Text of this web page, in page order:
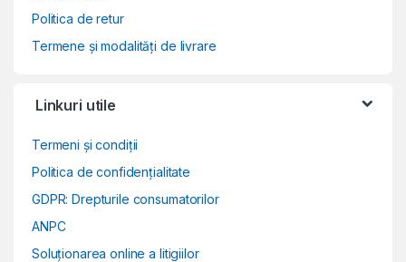
Politica de retur
Termene și modalități de livrare
Linkuri utile
Termeni și condiții
Politica de confidențialitate
GDPR: Drepturile consumatorilor
ANPC
Soluționarea online a litigiilor